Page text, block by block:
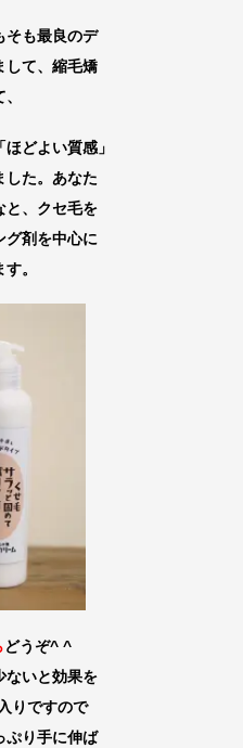
そも最良のデ
して、縮毛矯
どよい質感」
した。あなた
、 クセ毛を
グ剤を中心に
。
どうぞ^ ^
ないと効果を
りですので
ぷり手に伸ば